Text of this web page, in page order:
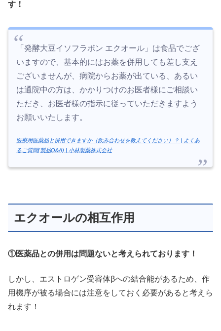
す！
「発酵大豆イソフラボン エクオール」は食品でござ
いますので、基本的にはお薬を併用しても差し支え
ございませんが、病院からお薬が出ている、あるい
は通院中の方は、かかりつけのお医者様にご相談い
ただき、お医者様の指示に従っていただきますよう
お願いいたします。
医療用医薬品と併用できますか（飲み合わせを教えてください）？ | よくあ
るご質問(製品Q&A) | 小林製薬株式会社
エクオールの相互作用
①医薬品との併用は問題ないと考えられております！
しかし、エストロゲン受容体βへの結合能があるため、作
用機序が被る場合には注意をしておく必要があると考えら
れます！